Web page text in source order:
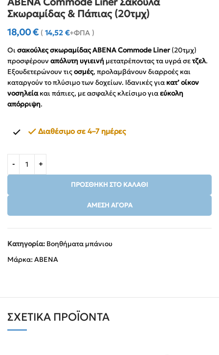
Σκωραμίδας & Πάπιας (20τμχ)
18,00€ ( 14,52 €+ΦΠΑ )
Οισακούλες σκωραμίδας ABENA Commode Liner (20τμχ)
προσφέρουν απόλυτη υγιεινή μετατρέποντας τα υγρά σετζελ.
Εξουδετερώνουν τιςοσμές, προλαμβάνουν διαρροές και
καταργούν το πλύσιμο των δοχείων. Ιδανικές για κατ’ οίκον
νοσηλείακαι πάπιες, με ασφαλές κλείσιμο γιαεύκολη
απόρριψη.
Διαθέσιμο σε 4–7 ημέρες
ΠΡΟΣΘΉΚΗ ΣΤΟ ΚΑΛΆΘΙ
ΆΜΕΣΗ ΑΓΟΡΆ
Κατηγορία: Βοηθήματα μπάνιου
Μάρκα: ABENA
ΣΧΕΤΙΚΆ ΠΡΟΪΌΝΤΑ